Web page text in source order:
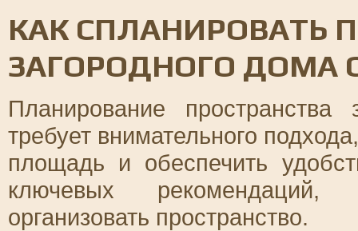
КАК СПЛАНИРОВАТЬ
ЗАГОРОДНОГО ДОМА
Планирование
требует внимательного
площадь и обеспечить
ключевых рекомендаций,
организовать пространство.